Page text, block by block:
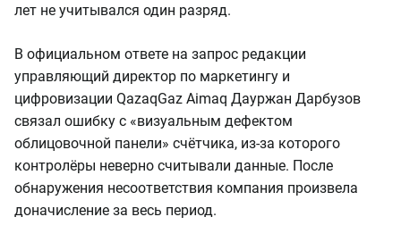
лет не учитывался один разряд.
В официальном ответе на запрос редакции
управляющий директор по маркетингу и
цифровизации QazaqGaz Aimaq Дауржан Дарбузов
связал ошибку с «визуальным дефектом
облицовочной панели» счётчика, из-за которого
контролёры неверно считывали данные. После
обнаружения несоответствия компания произвела
доначисление за весь период.